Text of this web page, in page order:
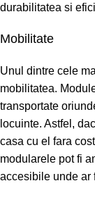
durabilitatea si
Mobilitate
Unul dintre cele
mobilitatea.
transportate
locuinte. Astfel,
casa cu el fara
modularele pot fi
accesibile unde ar